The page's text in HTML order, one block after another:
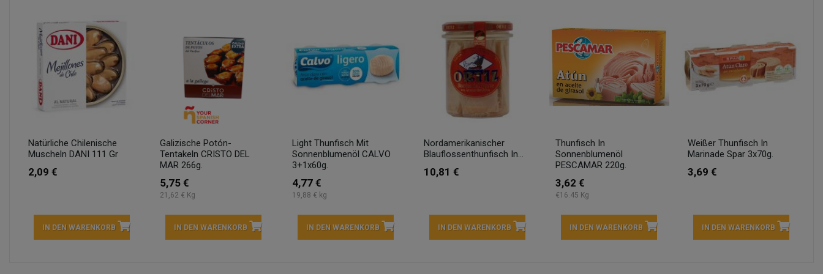
Natürliche Chilenische
Muscheln DANI 111 Gr
2,09 €
IN DEN WARENKORB
Galizische Potón-
Tentakeln CRISTO DEL
MAR 266g.
5,75 €
21,62 € Kg
IN DEN WARENKORB
Light Thunfisch Mit
Sonnenblumenöl CALVO
3+1x60g.
4,77 €
19,88 € kg
IN DEN WARENKORB
Nordamerikanischer
Blauflossenthunfisch In...
10,81 €
IN DEN WARENKORB
Thunfisch In
Sonnenblumenöl
PESCAMAR 220g.
3,62 €
€16.45 Kg
IN DEN WARENKORB
Weißer Thunfisch In
Marinade Spar 3x70g.
3,69 €
IN DEN WARENKORB